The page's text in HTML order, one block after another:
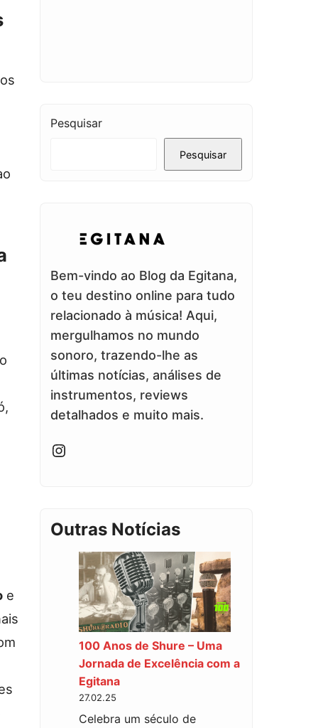
e
Pesquisar
Pesquisar
Bem-vindo ao Blog da Egitana,
o teu destino online para tudo
relacionado à música! Aqui,
mergulhamos no mundo
sonoro, trazendo-lhe as
últimas notícias, análises de
instrumentos, reviews
detalhados e muito mais.
Instagram
Outras Notícias
100 Anos de Shure – Uma
Jornada de Excelência com a
Egitana
27.02.25
Celebra um século de